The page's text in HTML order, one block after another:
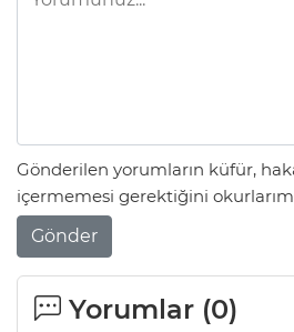
Gönderilen yorumların küfür,
içermemesi gerektiğini
Gönder
Yorumlar (0)